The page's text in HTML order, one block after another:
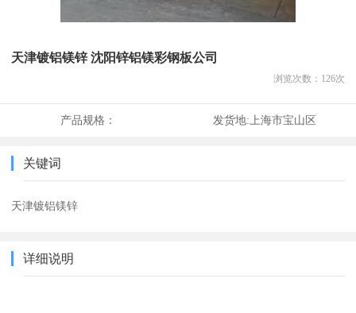
天津镀铝镁锌 沈阳锌铝镁彩钢板公司
浏览次数： 126次
产品规格： 发货地: 上海市宝山区
关键词
天津镀铝镁锌
详细说明